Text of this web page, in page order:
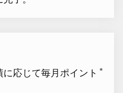
応じて毎月ポイント ＊